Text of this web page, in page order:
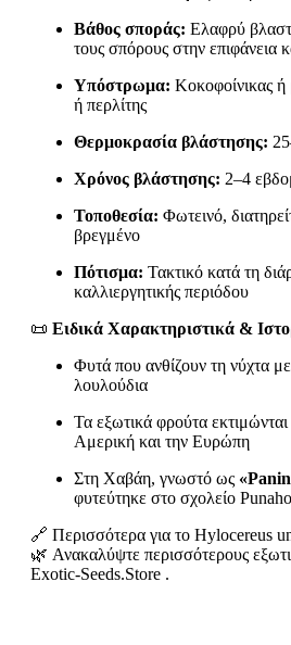
Βάθος σποράς: Ελαφρύ
τους σπόρους στην επιφάνεια
Υπόστρωμα: Κοκοφοίνικας
ή περλίτης
Θερμοκρασία βλάστησης:
Χρόνος βλάστησης: 2–4
Τοποθεσία: Φωτεινό,
βρεγμένο
Πότισμα: Τακτικό κατά τη
καλλιεργητικής περιόδου
📜 Ειδικά Χαρακτηριστικά &
Φυτά που ανθίζουν τη νύχτα
λουλούδια
Τα εξωτικά φρούτα
Αμερική και την Ευρώπη
Στη Χαβάη, γνωστό ως
φυτεύτηκε στο σχολείο
🔗 Περισσότερα για το Hylocereus
🌿 Ανακαλύψτε περισσότερους
Exotic-Seeds.Store .